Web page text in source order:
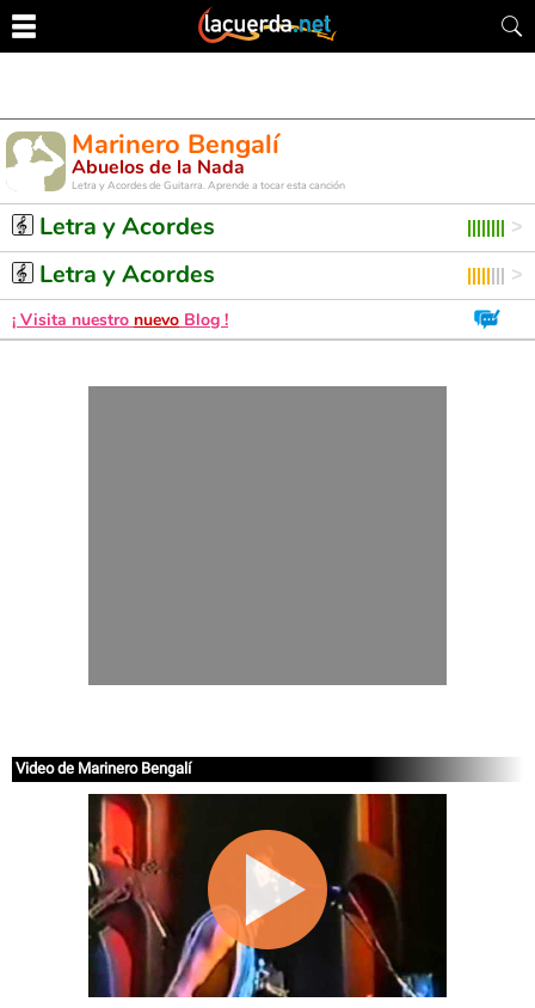
Marinero Bengalí
Abuelos de la Nada
Letra y Acordes de Guitarra. Aprende a tocar esta canción
Letra y Acordes
Letra y Acordes
¡ Visita nuestro nuevo Blog !
Video de Marinero Bengalí